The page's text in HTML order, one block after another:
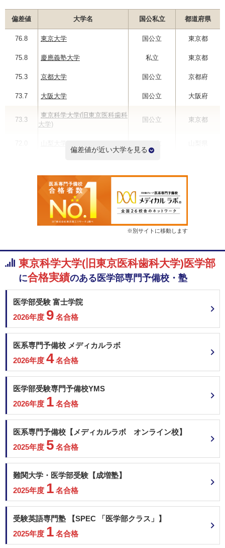
偏差値 大学名 国公私立 都道府県
76.8 東京大学 国公立 東京都
75.8 慶應義塾大学 私立 東京都
75.3 京都大学 国公立 京都府
73.7 大阪大学 国公立 大阪府
73.3
東京科学大学(旧東京医科歯科
大学)
国公立 東京都
順天堂大学
日本医科大学 私立
千葉大学
偏差値ランキングを見る
偏差値が近い大学を見る
※別サイトに移動します
東京科学大学(旧東京医科歯科大学)医学部
に合格実績のある 医学部専門予備校・塾
医学部受験 富士学院
2026年度 9 名合格
医系専門予備校 メディカルラボ
2026年度 4名合格
医学部受験専門予備校YMS
2026年度 1 名合格
医系専門予備校【メディカルラボ オンライン校】
2025年度 5 名合格
難関大学・医学部受験【成増塾】
2025年度 1 名合格
受験英語専門塾 【SPEC 「医学部クラス」】
2025年度 1 名合格